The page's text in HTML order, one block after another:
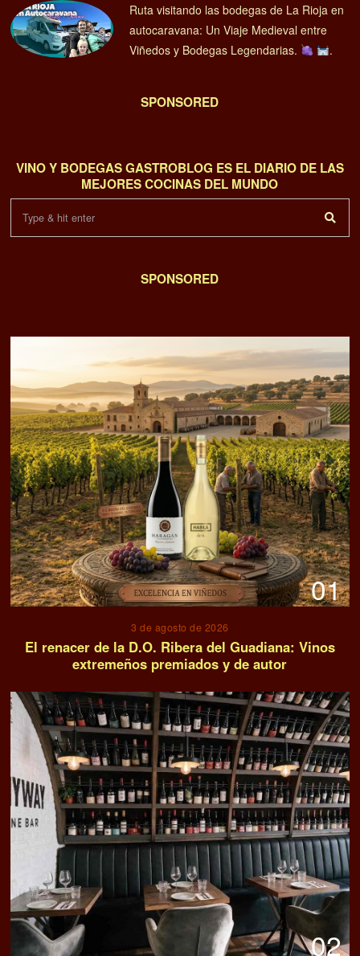
Ruta visitando las bodegas de La Rioja en
autocaravana: Un Viaje Medieval entre
Viñedos y Bodegas Legendarias.
.
SPONSORED
VINO Y BODEGAS GASTROBLOG ES EL DIARIO DE LAS
MEJORES COCINAS DEL MUNDO
SPONSORED
01
3 de agosto de 2026
El renacer de la D.O. Ribera del Guadiana: Vinos
extremeños premiados y de autor
02